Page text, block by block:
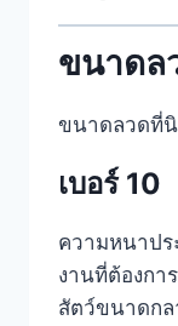
ขนาดล
ขนาดลวดที่นิ
เบอร์ 10
ความหนาปร
งานที่ต้องกา
สัตว์ขนาดกล